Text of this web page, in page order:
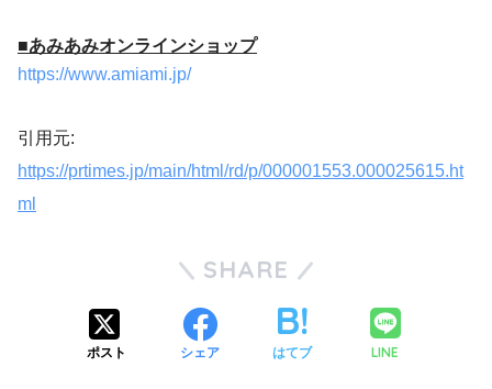
■あみあみオンラインショップ
https://www.amiami.jp/
引用元:
https://prtimes.jp/main/html/rd/p/000001553.000025615.ht
ml
SHARE
ポスト シェア はてブ LINE